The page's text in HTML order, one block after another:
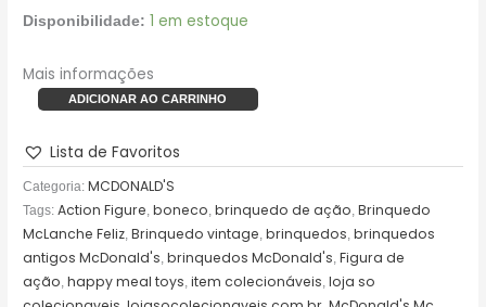
Disponibilidade: 1 em estoque
Mais informações
ADICIONAR AO CARRINHO
Lista de Favoritos
Categoria:MCDONALD'S
Tags: Action Figure ,boneco ,brinquedo de ação ,Brinquedo
McLanche Feliz ,Brinquedo vintage ,brinquedos ,brinquedos
antigos McDonald's ,brinquedos McDonald's ,Figura de
ação ,happy meal toys ,item colecionáveis ,loja so